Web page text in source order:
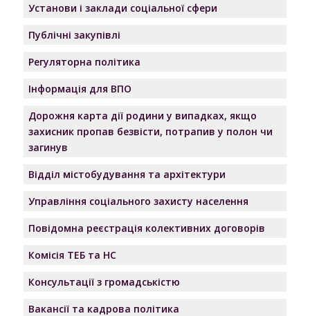
Установи і заклади соціальної сфери
Публічні закупівлі
Регуляторна політика
Інформація для ВПО
Дорожня карта дії родини у випадках, якщо
захисник пропав безвісти, потрапив у полон чи
загинув
Відділ містобудування та архітектури
Управління соціального захисту населення
Повідомна реєстрація колективних договорів
Комісія ТЕБ та НС
Консультації з громадськістю
Вакансії та кадрова політика